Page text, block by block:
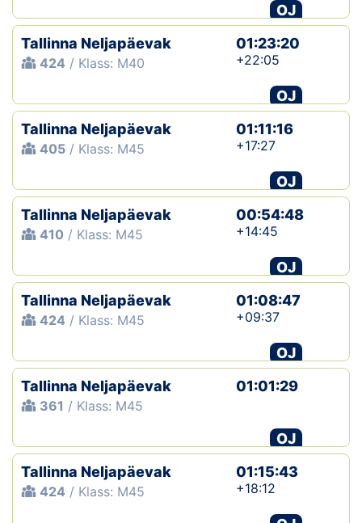
OJ
Tallinna Neljapäevak
424 / Klass: M40
01:23:20
+22:05
OJ
Tallinna Neljapäevak
405 / Klass: M45
01:11:16
+17:27
OJ
Tallinna Neljapäevak
410 / Klass: M45
00:54:48
+14:45
OJ
Tallinna Neljapäevak
424 / Klass: M45
01:08:47
+09:37
OJ
Tallinna Neljapäevak
361 / Klass: M45
01:01:29
OJ
Tallinna Neljapäevak
424 / Klass: M45
01:15:43
+18:12